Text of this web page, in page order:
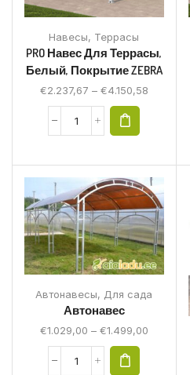
Навесы, Террасы
PRO Навес Для Террасы,
Белый, Покрытие ZEBRA
€2.237,67 – €4.150,58
Автонавесы, Для сада
Автонавес
€1.029,00 – €1.499,00